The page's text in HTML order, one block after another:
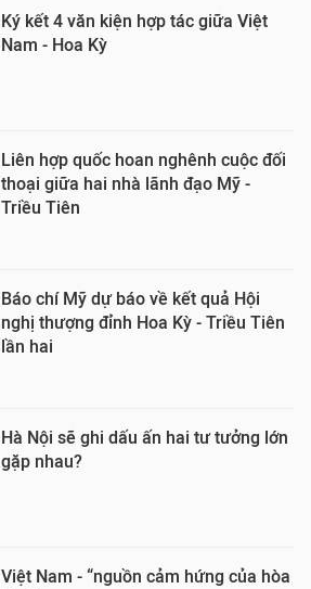
Ký kết 4 văn kiện hợp tác giữa Việt
Nam - Hoa Kỳ
Liên hợp quốc hoan nghênh cuộc đối
thoại giữa hai nhà lãnh đạo Mỹ -
Triều Tiên
Báo chí Mỹ dự báo về kết quả Hội
nghị thượng đỉnh Hoa Kỳ - Triều Tiên
lần hai
Hà Nội sẽ ghi dấu ấn hai tư tưởng lớn
gặp nhau?
Việt Nam - “nguồn cảm hứng của hòa